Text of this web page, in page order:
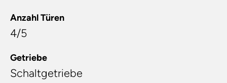
Anzahl Türen
4/5
Getriebe
Schaltgetriebe